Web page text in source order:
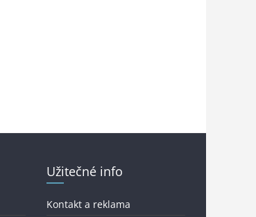
Užitečné info
Kontakt a reklama